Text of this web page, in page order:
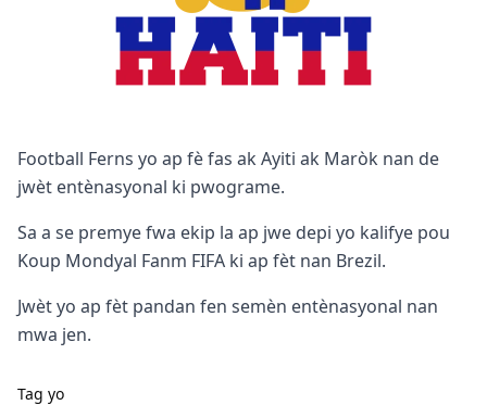
Football Ferns yo ap fè fas ak Ayiti ak Maròk nan de
jwèt entènasyonal ki pwograme.
Sa a se premye fwa ekip la ap jwe depi yo kalifye pou
Koup Mondyal Fanm FIFA ki ap fèt nan Brezil.
Jwèt yo ap fèt pandan fen semèn entènasyonal nan
mwa jen.
Tag yo